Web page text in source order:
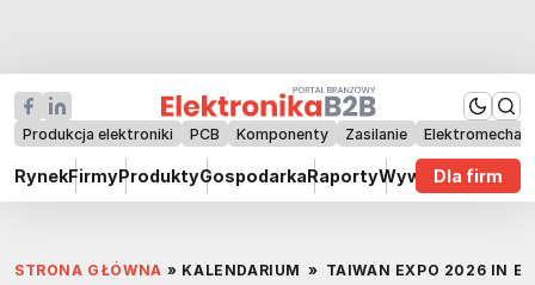
Produkcja elektroniki PCB Komponenty Zasilanie
RynekFirmyProduktyGospodarkaRaportyWywiadyDla firm
STRONA GŁÓWNA » KALENDARIUM » TAIWAN EXPO 2026 IN